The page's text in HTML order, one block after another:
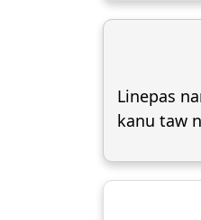
Linepas
kanu taw